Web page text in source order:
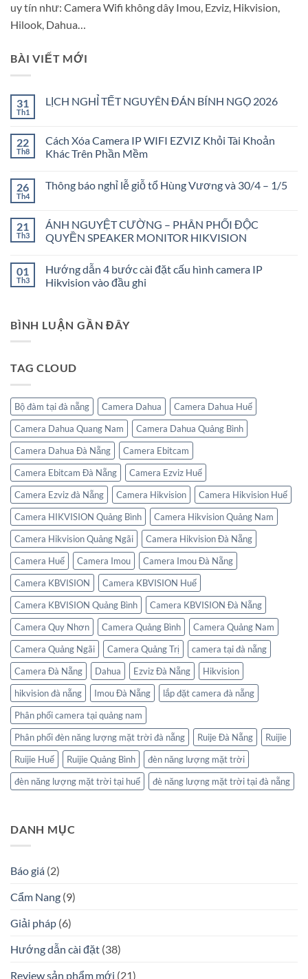
uy tín như: Camera Wifi không dây Imou, Ezviz, Hikvision,
Hilook, Dahua…
BÀI VIẾT MỚI
31
Th1
LỊCH NGHỈ TẾT NGUYÊN ĐÁN BÍNH NGỌ 2026
luận
ở
LỊCH
NGUYÊN
2026
22
Th8
Cách Xóa Camera IP WIFI EZVIZ Khỏi Tài Khoản
Khác Trên Phần Mềm
bình
Xóa
Camera
IP
Khỏi
Tài
Khoản
Mềm
26
Th4
Thông báo nghỉ lễ giỗ tổ Hùng Vương và 30/4 – 1/5
luận
ở
Thông
lễ
giỗ
tổ
30/4
21
Th3
ÁNH NGUYỆT CƯỜNG – PHÂN PHỐI ĐỘC
QUYỀN SPEAKER MONITOR HIKVISION
bình
luận
ở
–
PHÂN
SPEAKER
01
Th3
Hướng dẫn 4 bước cài đặt cấu hình camera IP
Hikvision vào đầu ghi
luận
ở
bước
hình
camera
IP
Hikvision
vào
đầu
ghi
BÌNH LUẬN GẦN ĐÂY
TAG CLOUD
Bộ đàm tại đà nẵng Camera Dahua
Camera Dahua Huế
Camera Dahua Quang Nam
Camera Dahua Quảng Bình
Camera Dahua Đà Nẵng
Camera Ebitcam
Camera Ebitcam Đà Nẵng
Camera Ezviz Huế
Camera Ezviz đà Nẵng
Camera Hikvision
Camera Hikvision Huế
Camera HIKVISION Quảng Bình
Camera Hikvision Quảng Nam
Camera Hikvision Quảng Ngãi
Camera Hikvision Đà Nẵng
Camera Huế
Camera Imou
Camera Imou Đà Nẵng
Camera KBVISION
Camera KBVISION Huế
Camera KBVISION Quảng Bình
Camera KBVISION Đà Nẵng
Camera Quy Nhơn
Camera Quảng Bình
Camera Quảng Nam
Camera Quảng Ngãi
Camera Quảng Trị
camera tại đà nẵng
Camera Đà Nẵng
Dahua Ezviz Đà Nẵng
Hikvision
hikvision đà nẵng
Imou Đà Nẵng
lắp đặt camera đà nẵng
Phân phối camera tại quảng nam
Phân phối đèn năng lượng mặt trời đà nẵng
Ruije Đà Nẵng
Ruijie
Ruijie Huế
Ruijie Quảng Bình
đèn năng lượng mặt trời
đèn năng lượng mặt trời tại huế
đè năng lượng mặt trời tại đà nẵng
DANH MỤC
Báo giá (2)
Cẩm Nang (9)
Giải pháp (6)
Hướng dẫn cài đặt (38)
Review sản phẩm mới (21)